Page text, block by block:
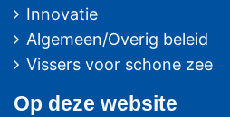
Innovatie
Algemeen/Overig beleid
Vissers voor schone zee
Op deze website